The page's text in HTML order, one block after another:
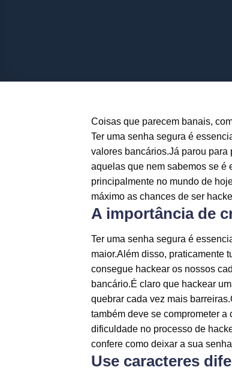
Coisas que parecem banais,
Ter uma senha segura é
valores bancários.Já parou para
aquelas que nem sabemos se é
principalmente no mundo de
máximo as chances de ser
A importância de
Ter uma senha segura é
maior.Além disso, praticamente
consegue hackear os nossos
bancário.É claro que hackear
quebrar cada vez mais
também deve se comprometer
dificuldade no processo de
confere como deixar a sua
Use caracteres